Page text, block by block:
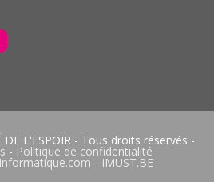
DE L'ESPOIR- Tous droits réservés -
- Politique de confidentialité
- IMUST.BE